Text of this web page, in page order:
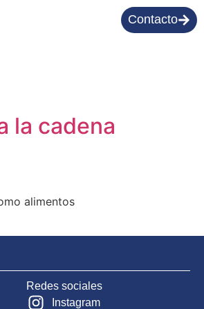
Contacto
la cadena
alimentos
Redes sociales
Instagram